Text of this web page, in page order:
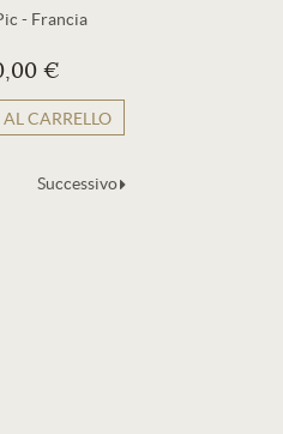
- Francia
€
CARRELLO
Successivo